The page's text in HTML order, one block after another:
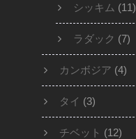
シッキム (11)
ラダック (7)
カンボジア (4)
タイ (3)
チベット (12)